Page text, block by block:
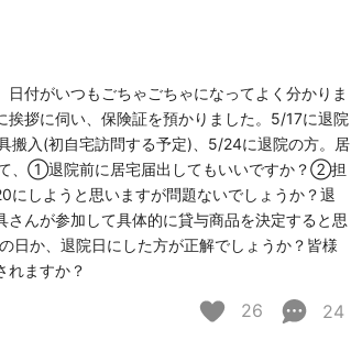
付がいつもごちゃごちゃになってよく分かりま
挨拶に伺い、保険証を預かりました。5/17に退院
搬入(初自宅訪問する予定)、5/24に退院の方。居
、①退院前に居宅届出してもいいですか？②担
にしようと思いますが問題ないでしょうか？退
んが参加して具体的に貸与商品を決定すると思
か、退院日にした方が正解でしょうか？皆様
れますか？
26 24